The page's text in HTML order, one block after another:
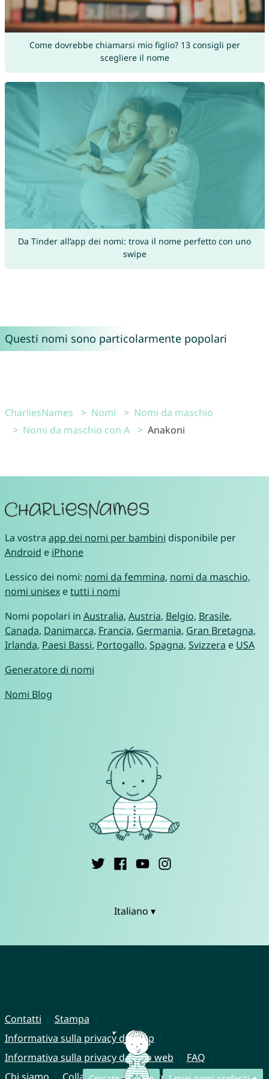
Come dovrebbe chiamarsi mio figlio? 13 consigli per
scegliere il nome
Da Tinder all’app dei nomi: trova il nome perfetto con uno
swipe
Questi nomi sono particolarmente popolari
CharliesNames Nomi
Nomi da maschio
Nomi da maschio con A
Anakoni
La vostra app dei nomi per bambini disponibile per
Android e iPhone
Lessico dei nomi: nomi da femmina, nomi da maschio,
nomi unisexetutti i nomi
Nomi popolari in Australia, Austria, Belgio, Brasile,
Canada, Danimarca, Francia, Germania, Gran Bretagna,
Irlanda, Paesi Bassi, Portogallo, Spagna, Svizzera e USA
Generatore di nomi
Nomi Blog
Italiano ▾
Contatti
Stampa
Informativa sulla privacy dell'app
Informativa sulla privacy del sito web
FAQ